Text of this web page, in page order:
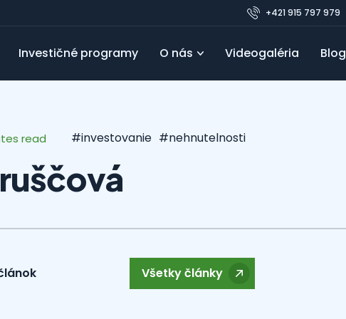
+421 915 797 979
Investičné programy O nás Videogaléria Blog
read #investovanie #nehnutelnosti
Všetky články